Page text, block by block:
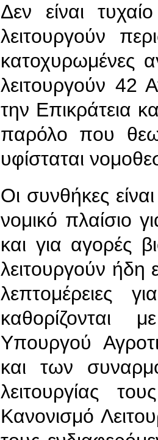
Δεν είναι
λειτουργούν
κατοχυρωμένες
λειτουργούν 42
την Επικράτεια
παρόλο που
υφίσταται
Οι συνθήκες
νομικό πλαίσιο
και για αγορές
λειτουργούν ήδη
λεπτομέρειες
καθορίζονται
Υπουργού
και των
λειτουργίας
Κανονισμό